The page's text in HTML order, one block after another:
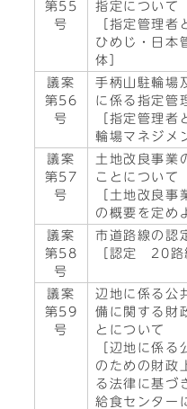
第55
号
指定について
［指定管理
ひめじ・日本
体］
議案
第56
号
手柄山駐輪場
に係る指定管
［指定管理
輪場マネジメ
議案
第57
号
土地改良事業
ことについて
［土地改良事
の概要を定め
議案
第58
号
市道路線の認
［認定 20
議案
第59
号
辺地に係る公
備に関する財
とについて
［辺地に係る
のための財政
る法律に基づ
給食センター